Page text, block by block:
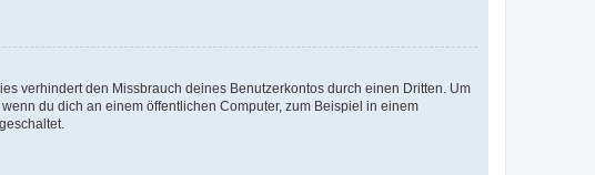
verhindert den Missbrauch deines Benutzerkontos durch einen Dritten. Um
du dich an einem öffentlichen Computer, zum Beispiel in einem